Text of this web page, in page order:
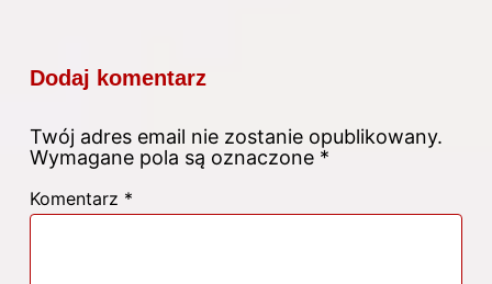
Dodaj komentarz
Twój adres email nie zostanie opublikowany.
Wymagane pola są oznaczone *
Komentarz *